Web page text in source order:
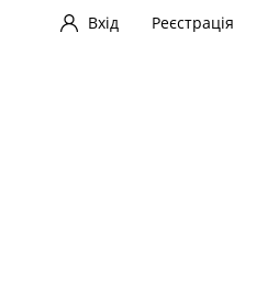
Вхід Реєстрація